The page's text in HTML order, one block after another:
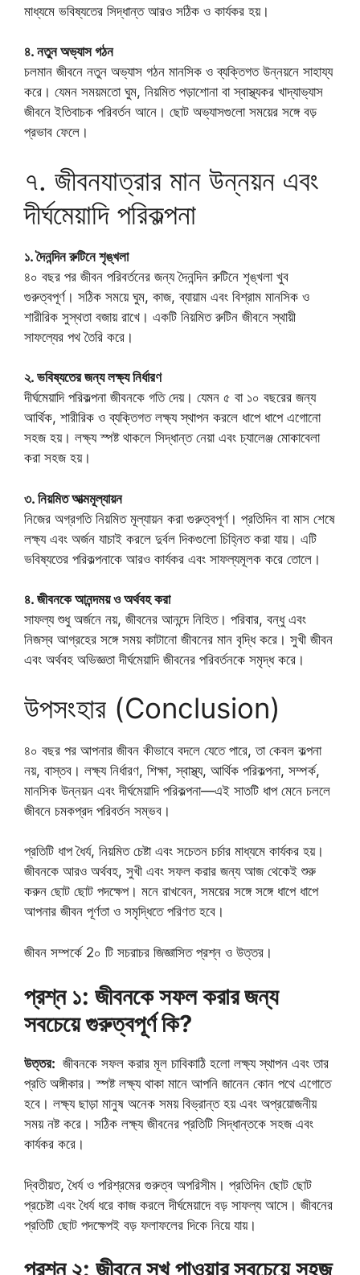
মাধ্যমে ভবিষ্যতের সিদ্ধান্ত আরও সঠিক ও কার্যকর হয়।
৪. নতুন অভ্যাস গঠন
চলমান জীবনে নতুন অভ্যাস গঠন মানসিক ও ব্যক্তিগত উন্নয়নে সাহায্য
করে। যেমন সময়মতো ঘুম, নিয়মিত পড়াশোনা বা স্বাস্থ্যকর খাদ্যাভ্যাস
জীবনে ইতিবাচক পরিবর্তন আনে। ছোট অভ্যাসগুলো সময়ের সঙ্গে বড়
প্রভাব ফেলে।
৭. জীবনযাত্রার মান উন্নয়ন এবং
দীর্ঘমেয়াদি পরিকল্পনা
১. দৈনন্দিন রুটিনে শৃঙ্খলা
৪০ বছর পর জীবন পরিবর্তনের জন্য দৈনন্দিন রুটিনে শৃঙ্খলা খুব
গুরুত্বপূর্ণ। সঠিক সময়ে ঘুম, কাজ, ব্যায়াম এবং বিশ্রাম মানসিক ও
শারীরিক সুস্থতা বজায় রাখে। একটি নিয়মিত রুটিন জীবনে স্থায়ী
সাফল্যের পথ তৈরি করে।
২. ভবিষ্যতের জন্য লক্ষ্য নির্ধারণ
দীর্ঘমেয়াদি পরিকল্পনা জীবনকে গতি দেয়। যেমন ৫ বা ১০ বছরের জন্য
আর্থিক, শারীরিক ও ব্যক্তিগত লক্ষ্য স্থাপন করলে ধাপে ধাপে এগোনো
সহজ হয়। লক্ষ্য স্পষ্ট থাকলে সিদ্ধান্ত নেয়া এবং চ্যালেঞ্জ মোকাবেলা
করা সহজ হয়।
৩. নিয়মিত আত্মমূল্যায়ন
নিজের অগ্রগতি নিয়মিত মূল্যায়ন করা গুরুত্বপূর্ণ। প্রতিদিন বা মাস শেষে
লক্ষ্য এবং অর্জন যাচাই করলে দুর্বল দিকগুলো চিহ্নিত করা যায়। এটি
ভবিষ্যতের পরিকল্পনাকে আরও কার্যকর এবং সাফল্যমূলক করে তোলে।
৪. জীবনকে আনন্দময় ও অর্থবহ করা
সাফল্য শুধু অর্জনে নয়, জীবনের আনন্দে নিহিত। পরিবার, বন্ধু এবং
নিজস্ব আগ্রহের সঙ্গে সময় কাটানো জীবনের মান বৃদ্ধি করে। সুখী জীবন
এবং অর্থবহ অভিজ্ঞতা দীর্ঘমেয়াদি জীবনের পরিবর্তনকে সমৃদ্ধ করে।
উপসংহার (Conclusion)
৪০ বছর পর আপনার জীবন কীভাবে বদলে যেতে পারে, তা কেবল কল্পনা
নয়, বাস্তব। লক্ষ্য নির্ধারণ, শিক্ষা, স্বাস্থ্য, আর্থিক পরিকল্পনা, সম্পর্ক,
মানসিক উন্নয়ন এবং দীর্ঘমেয়াদি পরিকল্পনা—এই সাতটি ধাপ মেনে চললে
জীবনে চমকপ্রদ পরিবর্তন সম্ভব।
প্রতিটি ধাপ ধৈর্য, নিয়মিত চেষ্টা এবং সচেতন চর্চার মাধ্যমে কার্যকর হয়।
জীবনকে আরও অর্থবহ, সুখী এবং সফল করার জন্য আজ থেকেই শুরু
করুন ছোট ছোট পদক্ষেপ। মনে রাখবেন, সময়ের সঙ্গে সঙ্গে ধাপে ধাপে
আপনার জীবন পূর্ণতা ও সমৃদ্ধিতে পরিণত হবে।
জীবন সম্পর্কে 2০ টি সচরাচর জিজ্ঞাসিত প্রশ্ন ও উত্তর।
প্রশ্ন ১: জীবনকে সফল করার জন্য
সবচেয়ে গুরুত্বপূর্ণ কি?
উত্তর: জীবনকে সফল করার মূল চাবিকাঠি হলো লক্ষ্য স্থাপন এবং তার
প্রতি অঙ্গীকার। স্পষ্ট লক্ষ্য থাকা মানে আপনি জানেন কোন পথে এগোতে
হবে। লক্ষ্য ছাড়া মানুষ অনেক সময় বিভ্রান্ত হয় এবং অপ্রয়োজনীয়
সময় নষ্ট করে। সঠিক লক্ষ্য জীবনের প্রতিটি সিদ্ধান্তকে সহজ এবং
কার্যকর করে।
দ্বিতীয়ত, ধৈর্য ও পরিশ্রমের গুরুত্ব অপরিসীম। প্রতিদিন ছোট ছোট
প্রচেষ্টা এবং ধৈর্য ধরে কাজ করলে দীর্ঘমেয়াদে বড় সাফল্য আসে। জীবনের
প্রতিটি ছোট পদক্ষেপই বড় ফলাফলের দিকে নিয়ে যায়।
প্রশ্ন ২: জীবনে সুখ পাওয়ার সবচেয়ে সহজ